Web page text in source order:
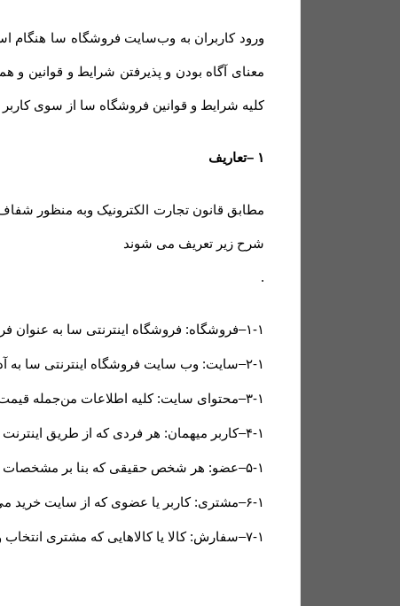
ورود کاربران به وب‏‌سایت فروشگاه سا هنگام
معنای آگاه بودن و پذیرفتن شرایط و قوانین
کلیه شرایط و قوانین فروشگاه سا از سوی
۱ –تعاریف
مطابق قانون تجارت الکترونیک وبه منظور
شرح زیر تعریف می شوند
.
۱-۱–فروشگاه: فروشگاه اینترنتی سا به عنوان
۲-۱–سایت: وب سایت فروشگاه اینترنتی سا به
۳-۱–محتوای سایت: کلیه اطلاعات من‌جمله
۴-۱–کاربر میهمان: هر فردی که از طریق
۵-۱–عضو: هر شخص حقیقی که بنا بر مشخصات
۶-۱–مشتری: کاربر یا عضوی که از سایت خرید
۷-۱–سفارش: کالا یا کالاهایی که مشتری